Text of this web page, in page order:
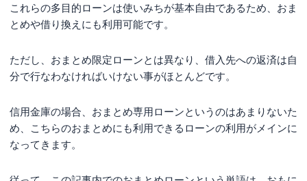
これらの多目的ローンは使いみちが基本自由であるため、おま
とめや借り換えにも利用可能です。
ただし、おまとめ限定ローンとは異なり、借入先への返済は自
分で行なわなければいけない事がほとんどです。
信用金庫の場合、おまとめ専用ローンというのはあまりないた
め、こちらのおまとめにも利用できるローンの利用がメインに
なってきます。